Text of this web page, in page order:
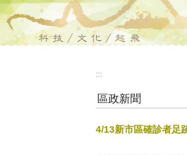
:::
區政新聞
4/13新市區確診者足